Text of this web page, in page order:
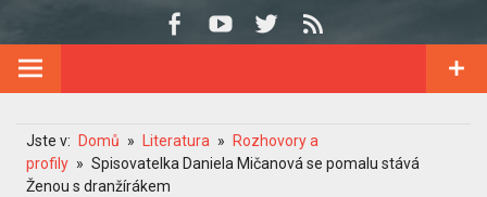
Jste v: Domů Literatura
Rozhovory a
profily
Spisovatelka Daniela Mičanová se pomalu stává
Ženou s dranžírákem